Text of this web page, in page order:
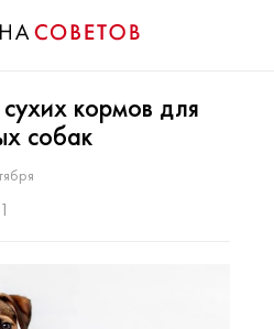
кормов для
собак